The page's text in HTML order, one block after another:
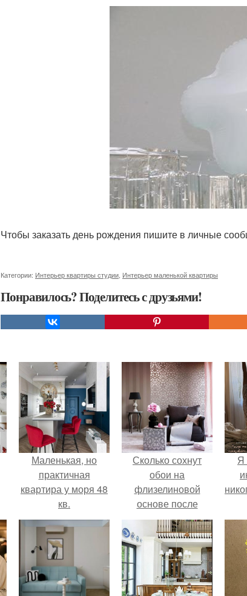
Чтобы заказать день рождения пишите в личные
Категории: Интерьер квартиры студии Интерьер маленькой квартиры
Понравилось? Поделитесь с друзьями!
Маленькая, но
практичная
квартира у моря 48
кв.
Сколько сохнут
обои на
флизелиновой
основе после
поклейки. Когда
высохнет клей?
Я